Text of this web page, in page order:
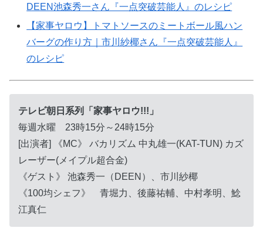
DEEN池森秀一さん『一点突破芸能人』のレシピ
【家事ヤロウ】トマトソースのミートボール風ハン
バーグの作り方｜市川紗椰さん『一点突破芸能人』
のレシピ
テレビ朝日系列「家事ヤロウ!!!」
毎週水曜 23時15分～24時15分
[出演者] 《MC》 バカリズム 中丸雄一(KAT-TUN) カズ
レーザー(メイプル超合金)
《ゲスト》 池森秀一（DEEN）、市川紗椰
《100均シェフ》 青堀力、後藤祐輔、中村孝明、鯰
江真仁